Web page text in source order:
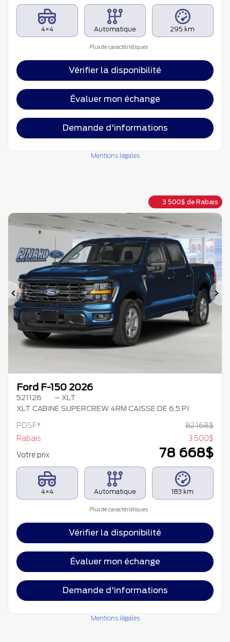
4×4 Automatique 295 km
Plus de caractéristiques
Vérifier la disponibilité
Évaluer mon échange
Demande d'informations
Mentions légales
3 500$ de Rabais
Précédent
Ford F-150 2026
521126
– XLT
XLT CABINE SUPERCREW 4RM CAISSE DE 6,5 PI
PDSF* 82 168$
Rabais
3 500$
Votre prix
78 668$
4×4 Automatique 183 km
Plus de caractéristiques
Vérifier la disponibilité
Évaluer mon échange
Demande d'informations
Mentions légales